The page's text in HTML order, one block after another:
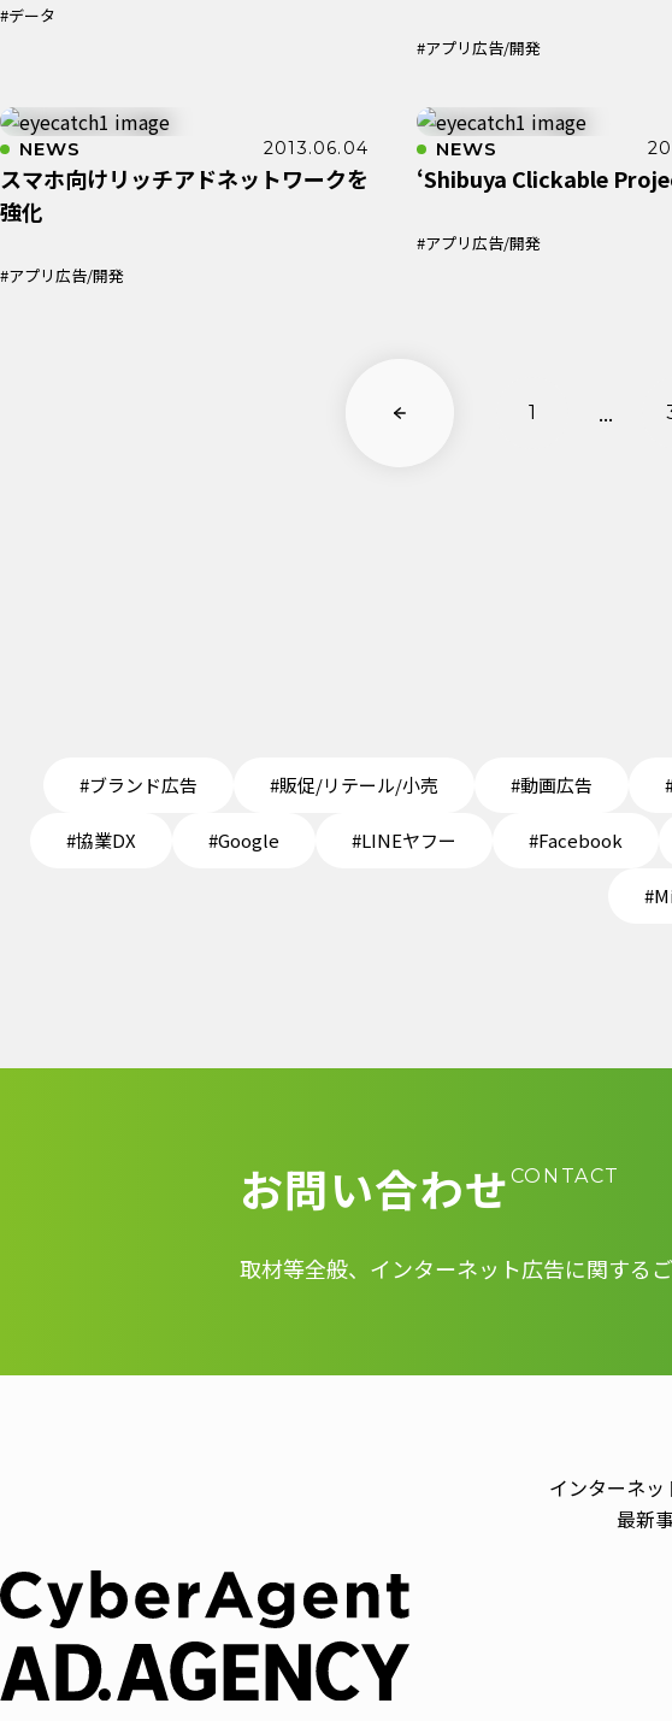
#データ
#アプリ広告/開発
NEWS 2013.06.04
スマホ向けリッチアドネットワークを
強化
#アプリ広告/開発
NEWS
‘Shibuya Clickable
#アプリ広告/開発
1 ...
#ブランド広告 #販促/リテール/小売 #動画広告
#協業DX #Google #LINEヤフー #Facebook
お問い合わせ CONTACT
取材等全般、インターネット広告に関する
インターネ
最新